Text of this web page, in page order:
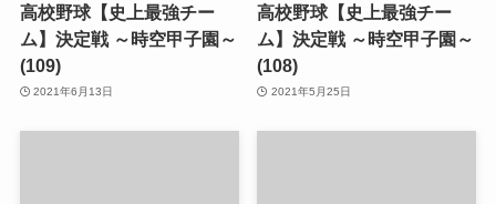
高校野球【史上最強チー
ム】決定戦 ～時空甲子園～
(109)
2021年6月13日
高校野球【史上最強チー
ム】決定戦 ～時空甲子園～
(108)
2021年5月25日